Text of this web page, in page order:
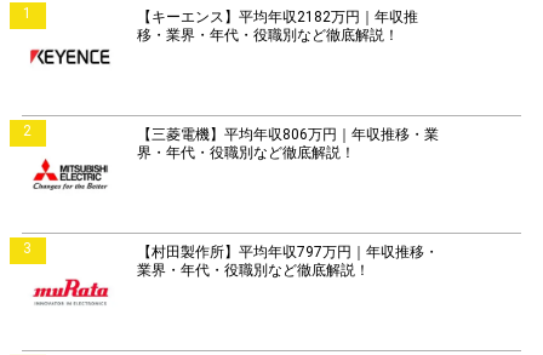
1
【キーエンス】平均年収2182万円｜年収推
移・業界・年代・役職別など徹底解説！
2
【三菱電機】平均年収806万円｜年収推移・業
界・年代・役職別など徹底解説！
3
【村田製作所】平均年収797万円｜年収推移・
業界・年代・役職別など徹底解説！